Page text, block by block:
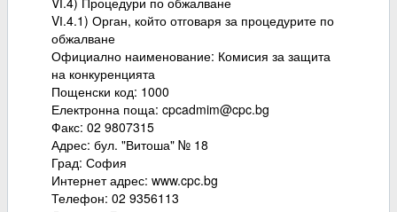
VІ.4.1) Орган, който отговаря за процедурите по
обжалване
Официално наименование: Комисия за защита
на конкуренцията
Пощенски код: 1000
Електронна поща: cpcadmim@cpc.bg
Факс: 02 9807315
Адрес: бул. "Витоша" № 18
Град: София
Интернет адрес: www.cpc.bg
Телефон: 02 9356113